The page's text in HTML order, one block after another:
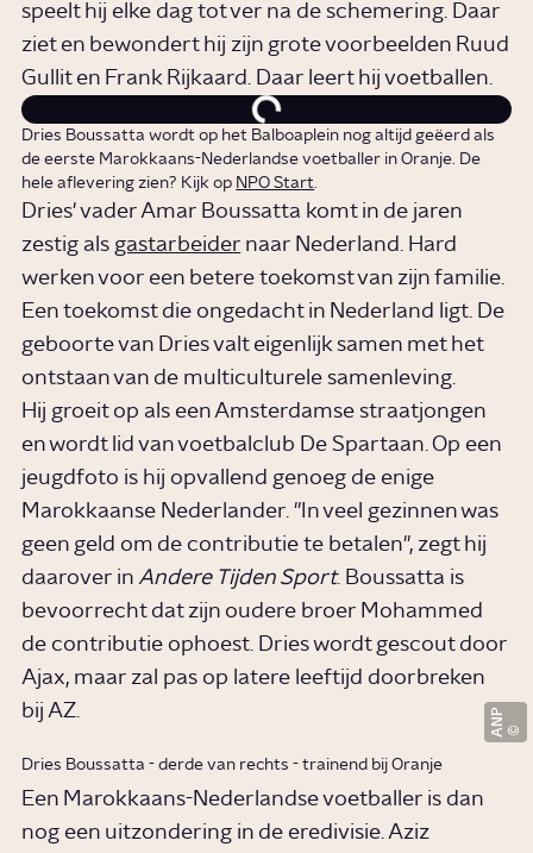
speelt hij elke dag tot ver na de schemering. Daar
ziet en bewondert hij zijn grote voorbeelden Ruud
Gullit en Frank Rijkaard. Daar leert hij voetballen.
Dries Boussatta wordt op het Balboaplein nog altijd geëerd als
de eerste Marokkaans-Nederlandse voetballer in Oranje. De
hele aflevering zien? Kijk op NPO Start.
Dries' vader Amar Boussatta komt in de jaren
zestig als gastarbeider naar Nederland. Hard
werken voor een betere toekomst van zijn familie.
Een toekomst die ongedacht in Nederland ligt. De
geboorte van Dries valt eigenlijk samen met het
ontstaan van de multiculturele samenleving.
Hij groeit op als een Amsterdamse straatjongen
en wordt lid van voetbalclub De Spartaan. Op een
jeugdfoto is hij opvallend genoeg de enige
Marokkaanse Nederlander. "In veel gezinnen was
geen geld om de contributie te betalen", zegt hij
daarover in Andere Tijden Sport. Boussatta is
bevoorrecht dat zijn oudere broer Mohammed
de contributie ophoest. Dries wordt gescout door
Ajax, maar zal pas op latere leeftijd doorbreken
bij AZ.
ANP
Dries Boussatta - derde van rechts - trainend bij Oranje
Een Marokkaans-Nederlandse voetballer is dan
nog een uitzondering in de eredivisie. Aziz